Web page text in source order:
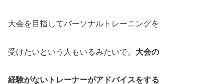
大会を目指してパーソナルトレーニングを
受けたいという人もいるみたいで、 大会の
経験がないトレーナーがアドバイスをする